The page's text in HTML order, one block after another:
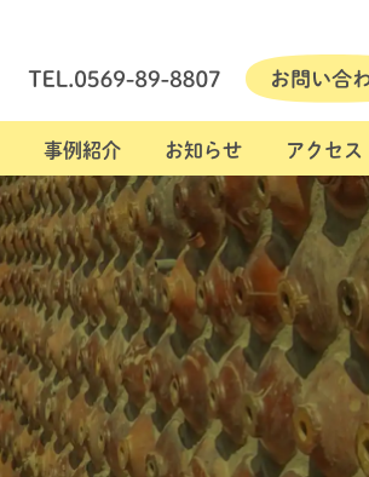
事例紹介 お知らせ アクセス